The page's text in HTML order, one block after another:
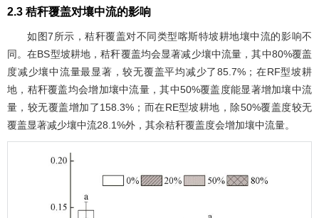
2.3 秸秆覆盖对壤中流的影响
如 图7所示，秸秆覆盖对不同类型喀斯特坡耕地壤中流的影响不
同。在BS型坡耕地，秸秆覆盖均会显著减少壤中流量，其中80%覆盖
度减少壤中流量最显著，较无覆盖平均减少了85.7%；在RF型坡耕
地，秸秆覆盖均会增加壤中流量，其中50%覆盖度能显著增加壤中流
量，较无覆盖增加了158.3%；而在RE型坡耕地，除50%覆盖度较无
覆盖显著减少壤中流28.1%外，其余秸秆覆盖度会增加壤中流量。